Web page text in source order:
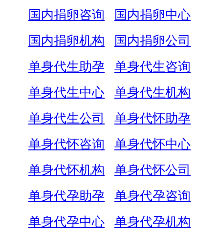
国内捐卵咨询
国内捐卵中心
国内捐卵机构
国内捐卵公司
单身代生助孕
单身代生咨询
单身代生中心
单身代生机构
单身代生公司
单身代怀助孕
单身代怀咨询
单身代怀中心
单身代怀机构
单身代怀公司
单身代孕助孕
单身代孕咨询
单身代孕中心
单身代孕机构